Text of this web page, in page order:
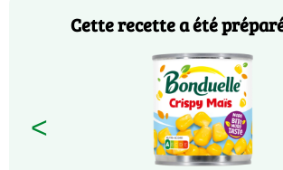
Cette recette a été
<